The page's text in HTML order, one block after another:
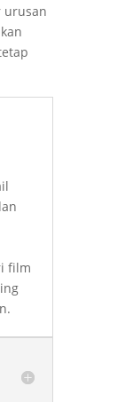
urusan
film